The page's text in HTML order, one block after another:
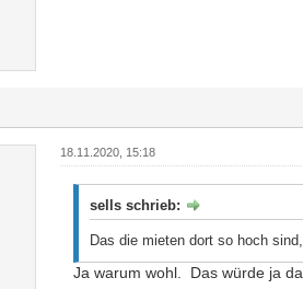
18.11.2020, 15:18
sells schrieb:
Das die mieten dort so hoch
Ja warum wohl. Das würde ja